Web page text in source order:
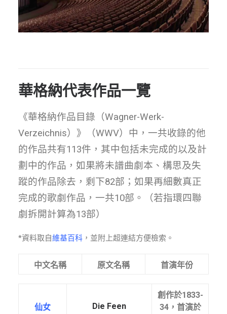
華格納代表作品一覽
《華格納作品目錄（Wagner-Werk-
Verzeichnis）》（WWV）中，一共收錄的他
的作品共有113件，其中包括未完成的以及計
劃中的作品，如果將未譜曲劇本、構思及失
蹤的作品除去，剩下82部；如果再細數真正
完成的歌劇作品，一共10部。（若指環四聯
劇拆開計算為13部）
*資料取自維基百科 ，並附上超連結方便檢索。
中文名稱 原文名稱 首演年份
仙女 Die Feen
創作於1833-
34，首演於